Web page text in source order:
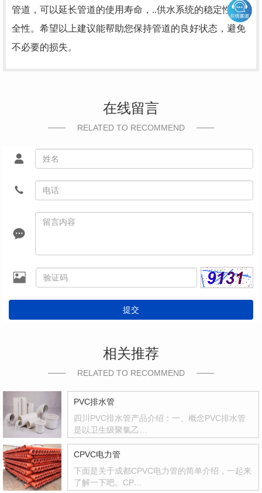
管道，可以延长管道的使用寿命，..供水系统的稳定性和安
全性。希望以上建议能帮助您保持管道的良好状态，避免
不必要的损失。
在线留言
RELATED TO RECOMMEND
提交
相关推荐
RELATED TO RECOMMEND
PVC排水管
四川PVC排水管产品介绍：一、概念PVC排水管
是以卫生级聚氯乙…
CPVC电力管
下面是关于成都CPVC电力管的简单介绍，一起来
了解一下吧。CP…